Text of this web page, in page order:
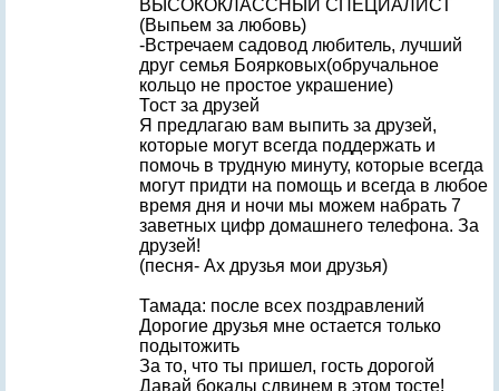
ВЫСОКОКЛАССНЫЙ СПЕЦИАЛИСТ
(Выпьем за любовь)
-Встречаем садовод любитель, лучший
друг семья Боярковых(обручальное
кольцо не простое украшение)
Тост за друзей
Я предлагаю вам выпить за друзей,
которые могут всегда поддержать и
помочь в трудную минуту, которые всегда
могут придти на помощь и всегда в любое
время дня и ночи мы можем набрать 7
заветных цифр домашнего телефона. За
друзей!
(песня- Ах друзья мои друзья)
Тамада: после всех поздравлений
Дорогие друзья мне остается только
подытожить
За то, что ты пришел, гость дорогой
Давай бокалы сдвинем в этом тосте!